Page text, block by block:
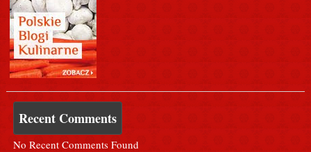
Recent Comments
No Recent Comments Found